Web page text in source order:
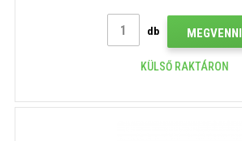
db MEGVENNI
KÜLSŐ RAKTÁRON